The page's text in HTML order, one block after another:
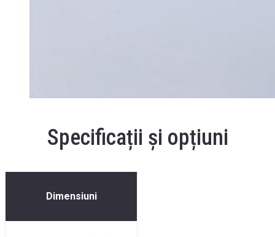
Specificații și opțiuni
Dimensiuni